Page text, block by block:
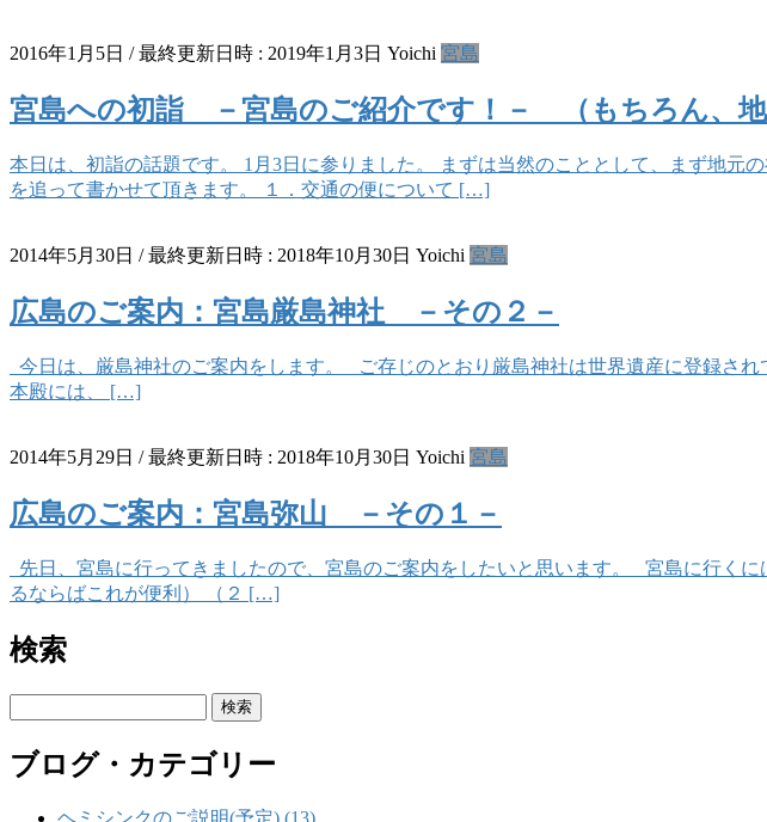
2016年1月5日 / 最終更新日時 : 2019年1月3日 Yoichi 宮島
宮島への初詣 －宮島のご紹介です！－ （もちろん、地
本日は、初詣の話題です。 1月3日に参りました。 まずは当然のこととして、まず地
を追って書かせて頂きます。 １．交通の便について […]
2014年5月30日 / 最終更新日時 : 2018年10月30日 Yoichi 宮島
広島のご案内：宮島厳島神社 －その２－
今日は、厳島神社のご案内をします。 ご存じのとおり厳島神社は世界遺産に登録さ
本殿には、 […]
2014年5月29日 / 最終更新日時 : 2018年10月30日 Yoichi 宮島
広島のご案内：宮島弥山 －その１－
先日、宮島に行ってきましたので、宮島のご案内をしたいと思います。 宮島に行く
るならばこれが便利） （２ […]
検索
ブログ・カテゴリー